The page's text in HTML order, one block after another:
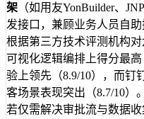
架 （如用友YonBuilder、
发接口，兼顾业务人员自
根据第三方技术评测机构
可视化逻辑编排上得分最
验上领先（8.9/10），而钉
客场景表现突出（8.7/10）
若仅需解决审批流与数据